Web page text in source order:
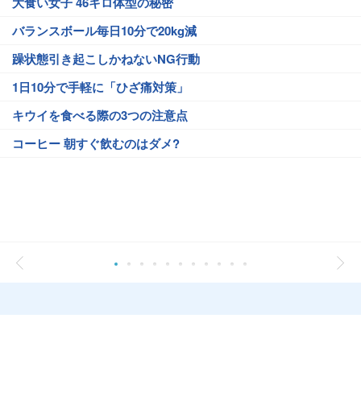
バランスボール毎日10分で20kg減
躁状態引き起こしかねないNG行動
1日10分で手軽に「ひざ痛対策」
キウイを食べる際の3つの注意点
コーヒー 朝すぐ飲むのはダメ?